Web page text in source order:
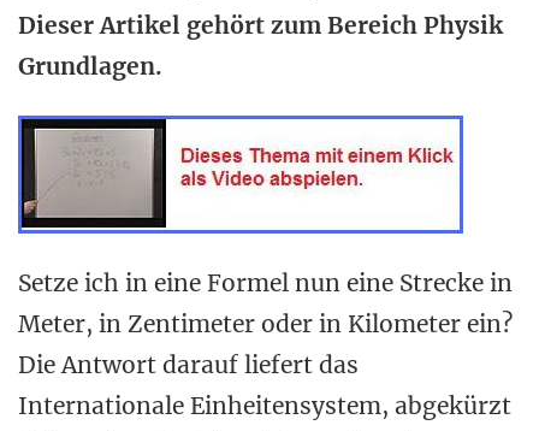
Dieser Artikel gehört zum Bereich Physik
Grundlagen.
Setze ich in eine Formel nun eine Strecke in
Meter, in Zentimeter oder in Kilometer ein?
Die Antwort darauf liefert das
Internationale Einheitensystem, abgekürzt